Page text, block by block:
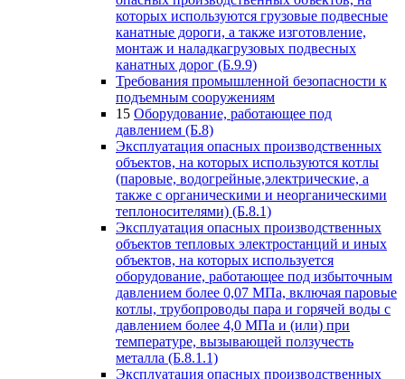
которых используются грузовые подвесные
канатные дороги, а также изготовление,
монтаж и наладкагрузовых подвесных
канатных дорог (Б.9.9)
Требования промышленной безопасности к
подъемным сооружениям
15 Оборудование, работающее под
давлением (Б.8)
Эксплуатация опасных производственных
объектов, на которых используются котлы
(паровые, водогрейные,электрические, а
также с органическими и неорганическими
теплоносителями) (Б.8.1)
Эксплуатация опасных производственных
объектов тепловых электростанций и иных
объектов, на которых используется
оборудование, работающее под избыточным
давлением более 0,07 МПа, включая паровые
котлы, трубопроводы пара и горячей воды с
давлением более 4,0 МПа и (или) при
температуре, вызывающей ползучесть
металла (Б.8.1.1)
Эксплуатация опасных производственных